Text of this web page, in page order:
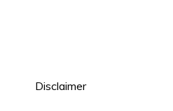
Disclaimer